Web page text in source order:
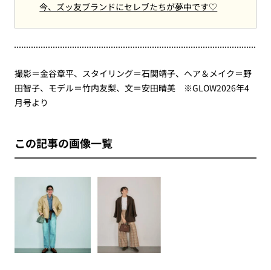
今、ズッ友ブランドにセレブたちが夢中です♡
撮影＝金谷章平、スタイリング＝石関靖子、ヘア＆メイク＝野
田智子、モデル＝竹内友梨、文＝安田晴美 ※GLOW2026年4
月号より
この記事の画像一覧